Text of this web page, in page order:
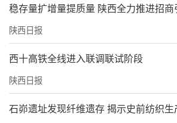
稳存量扩增量提质量 陕西全力推进招
陕西日报
西十高铁全线进入联调联试阶段
陕西日报
石峁遗址发现纤维遗存 揭示史前纺织